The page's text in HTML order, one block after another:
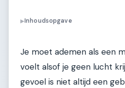
▶Inhoudsopgave
Je moet ademen als een
voelt alsof je geen lucht
gevoel is niet altijd een